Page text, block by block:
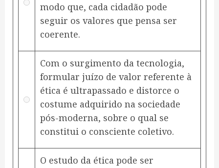
modo que, cada cidadão pode
seguir os valores que pensa ser
coerente.
Com o surgimento da tecnologia,
formular juízo de valor referente à
ética é ultrapassado e distorce o
costume adquirido na sociedade
pós-moderna, sobre o qual se
constitui o consciente coletivo.
O estudo da ética pode ser